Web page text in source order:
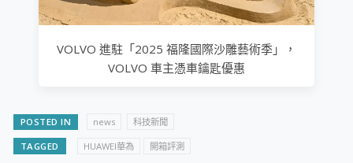
VOLVO 進駐「2025 福隆國際沙雕藝術季」，
VOLVO 車主憑車鑰匙優惠
POSTED IN news 科技新聞
TAGGED HUAWEI華為 ​開箱評測